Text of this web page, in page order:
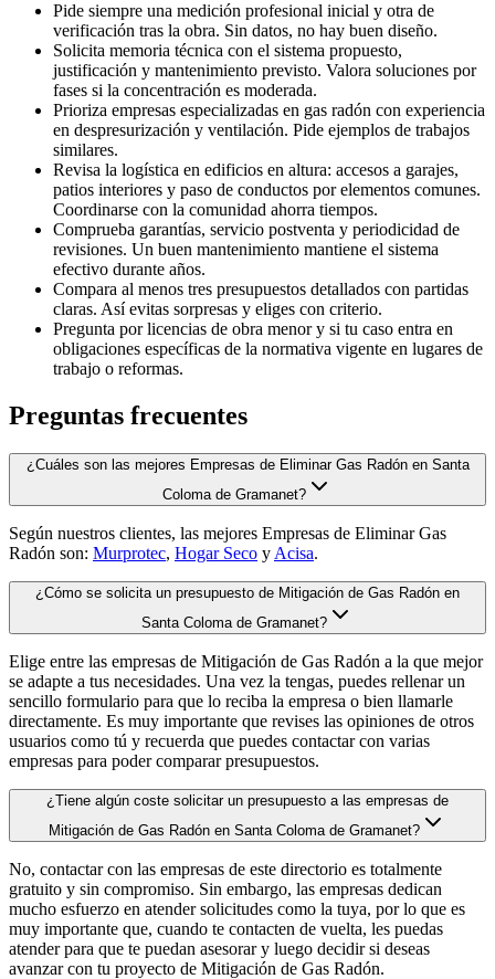
Pide siempre una medición profesional inicial y otra de
verificación tras la obra. Sin datos, no hay buen diseño.
Solicita memoria técnica con el sistema propuesto,
justificación y mantenimiento previsto. Valora soluciones por
fases si la concentración es moderada.
Prioriza empresas especializadas en gas radón con experiencia
en despresurización y ventilación. Pide ejemplos de trabajos
similares.
Revisa la logística en edificios en altura: accesos a garajes,
patios interiores y paso de conductos por elementos comunes.
Coordinarse con la comunidad ahorra tiempos.
Comprueba garantías, servicio postventa y periodicidad de
revisiones. Un buen mantenimiento mantiene el sistema
efectivo durante años.
Compara al menos tres presupuestos detallados con partidas
claras. Así evitas sorpresas y eliges con criterio.
Pregunta por licencias de obra menor y si tu caso entra en
obligaciones específicas de la normativa vigente en lugares de
trabajo o reformas.
Preguntas frecuentes
¿Cuáles son las mejores Empresas de Eliminar Gas Radón en Santa
Coloma de Gramanet?
Según nuestros clientes, las mejores Empresas de Eliminar Gas
Radón son: Murprotec, Hogar Seco y Acisa.
¿Cómo se solicita un presupuesto de Mitigación de Gas Radón en
Santa Coloma de Gramanet?
Elige entre las empresas de Mitigación de Gas Radón a la que mejor
se adapte a tus necesidades. Una vez la tengas, puedes rellenar un
sencillo formulario para que lo reciba la empresa o bien llamarle
directamente. Es muy importante que revises las opiniones de otros
usuarios como tú y recuerda que puedes contactar con varias
empresas para poder comparar presupuestos.
¿Tiene algún coste solicitar un presupuesto a las empresas de
Mitigación de Gas Radón en Santa Coloma de Gramanet?
No, contactar con las empresas de este directorio es totalmente
gratuito y sin compromiso. Sin embargo, las empresas dedican
mucho esfuerzo en atender solicitudes como la tuya, por lo que es
muy importante que, cuando te contacten de vuelta, les puedas
atender para que te puedan asesorar y luego decidir si deseas
avanzar con tu proyecto de Mitigación de Gas Radón.